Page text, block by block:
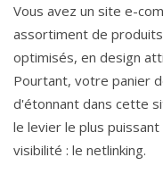
Vous avez un site e-
assortiment de
optimisés, en design
Pourtant, votre panier
d'étonnant dans cette
le levier le plus
visibilité : le netlinking.